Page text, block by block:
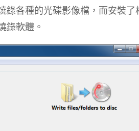
錄各種的光碟影像檔，而安裝
錄軟體。